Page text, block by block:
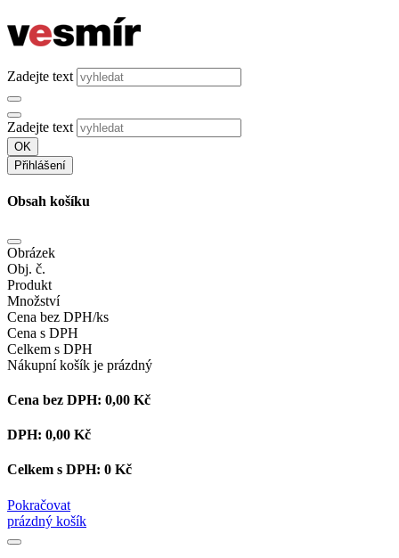
Zadejte text
Zadejte text
OK
Přihlášení
Obsah košíku
Obrázek
Obj. č.
Produkt
Množství
Cena bez DPH/ks
Cena s DPH
Celkem s DPH
Nákupní košík je prázdný
Cena bez DPH: 0,00 Kč
DPH: 0,00 Kč
Celkem s DPH: 0 Kč
Pokračovat
prázdný košík